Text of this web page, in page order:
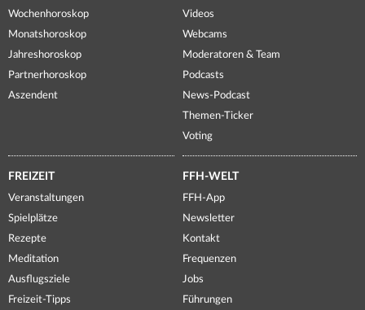
Wochenhoroskop
Monatshoroskop
Jahreshoroskop
Partnerhoroskop
Aszendent
Videos
Webcams
Moderatoren & Team
Podcasts
News-Podcast
Themen-Ticker
Voting
FREIZEIT
Veranstaltungen
Spielplätze
Rezepte
Meditation
Ausflugsziele
Freizeit-Tipps
FFH-WELT
FFH-App
Newsletter
Kontakt
Frequenzen
Jobs
Führungen